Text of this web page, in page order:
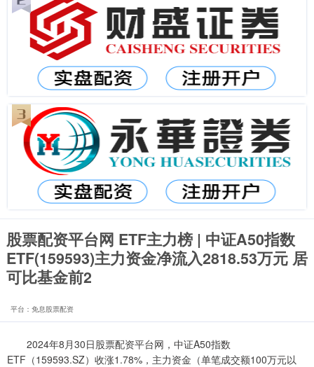
股票配资平台网 ETF主力榜 | 中证A50指数
ETF(159593)主力资金净流入2818.53万元 居
可比基金前2
平台：免息股票配资
2024年8月30日股票配资平台网，中证A50指数
ETF（159593.SZ）收涨1.78%，主力资金（单笔成交额100万元以